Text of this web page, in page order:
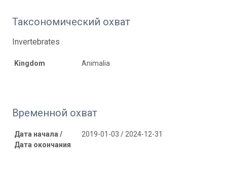
Таксономический охват
Invertebrates
Kingdom Animalia
Временной охват
Дата начала /
Дата окончания
2019-01-03 / 2024-12-31